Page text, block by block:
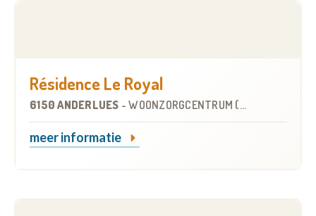
Résidence Le Royal
6150 ANDERLUES -WOONZORGCENTRUM (WZC)
meer informatie